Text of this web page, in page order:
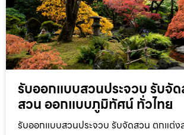
รับออกแบบสวนประจวบ รับจั
สวน ออกแบบภูมิทัศน์ ทั่วไทย
รับออกแบบสวนประจวบ รับจัดสวน ตกแต่ง